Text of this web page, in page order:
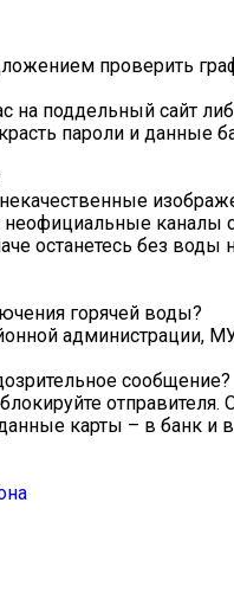
проверить
на поддельный сайт
пароли и данные
останетесь без воды
горячей воды?
администрации,
сообщение?
карты – в банк и